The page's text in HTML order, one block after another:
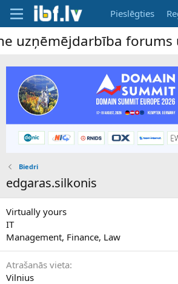
Pieslēgties
forums
Biedri
edgaras.silkonis
Virtually yours
IT
Management, Finance, Law
Atrašanās vieta
Vilnius